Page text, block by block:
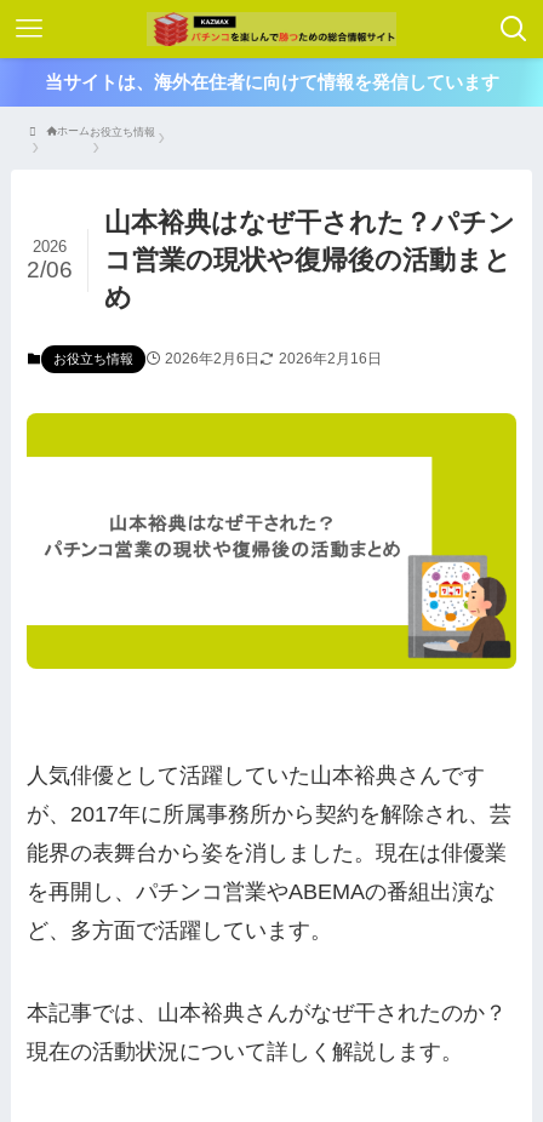
当サイトは、海外在住者に向けて情報を発信しています
ホーム お役立ち情報
山本裕典はなぜ干された？パチン
コ営業の現状や復帰後の活動まと
め
2026
2/06
お役立ち情報 2026年2月6日 2026年2月16日
人気俳優として活躍していた山本裕典さんです
が、2017年に所属事務所から契約を解除され、芸
能界の表舞台から姿を消しました。現在は俳優業
を再開し、パチンコ営業やABEMAの番組出演な
ど、多方面で活躍しています。
本記事では、山本裕典さんがなぜ干されたのか？
現在の活動状況について詳しく解説します。